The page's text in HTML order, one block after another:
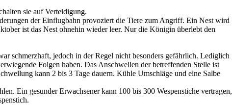
sie auf Verteidigung.
der Einflugbahn provoziert die Tiere zum Angriff. Ein Nest wird
ist das Nest ohnehin wieder leer. Nur die Königin überlebt den
schmerzhaft, jedoch in der Regel nicht besonders gefährlich. Lediglich
Folgen haben. Das Anschwellen der betreffenden Stelle ist
kann 2 bis 3 Tage dauern. Kühle Umschläge und eine Salbe
Ein gesunder Erwachsener kann 100 bis 300 Wespenstiche vertragen,